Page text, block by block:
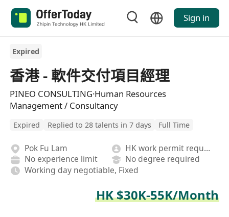
Sign in
Expired
香港 - 軟件交付項目經理
PINEO CONSULTING·Human Resources
Management / Consultancy
Expired Replied to 28 talents in 7 days Full Time
Pok Fu Lam
HK work permit required
No experience limit
No degree required
Working day negotiable, Fixed
HK $30K-55K/Month